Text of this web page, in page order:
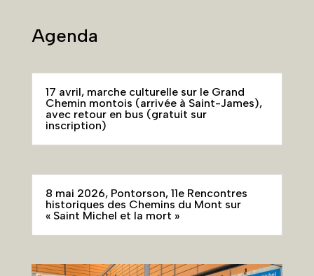
Agenda
17 avril, marche culturelle sur le Grand
Chemin montois (arrivée à Saint-James),
avec retour en bus (gratuit sur
inscription)
8 mai 2026, Pontorson, 11e Rencontres
historiques des Chemins du Mont sur
« Saint Michel et la mort »